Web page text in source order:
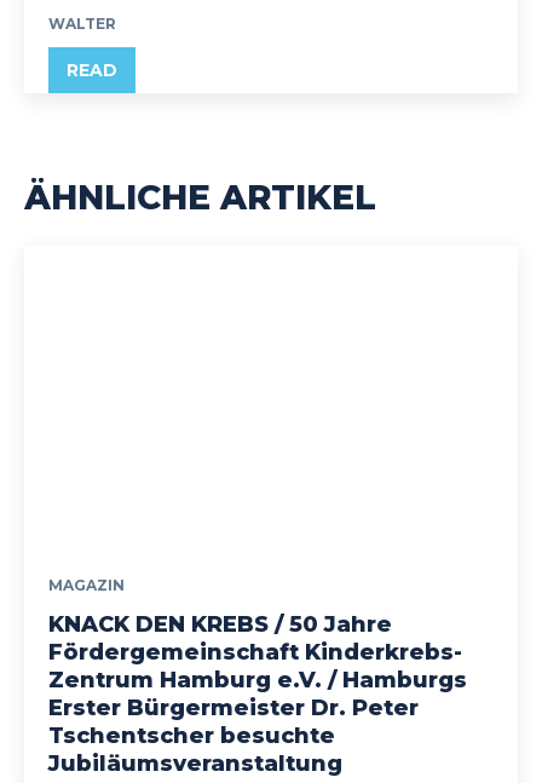
WALTER
READ
ÄHNLICHE ARTIKEL
MAGAZIN
KNACK DEN KREBS / 50 Jahre
Fördergemeinschaft Kinderkrebs-
Zentrum Hamburg e.V. / Hamburgs
Erster Bürgermeister Dr. Peter
Tschentscher besuchte
Jubiläumsveranstaltung